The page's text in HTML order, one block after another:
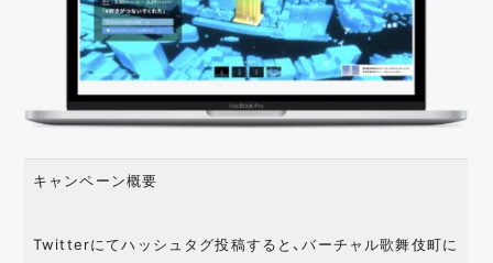
キャンペーン概要
Twitterにてハッシュタグ投稿すると、バーチャル歌舞伎町に